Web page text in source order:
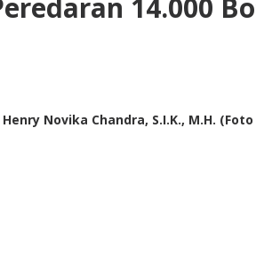
14.000
Novika Chandra, S.I.K., M.H.